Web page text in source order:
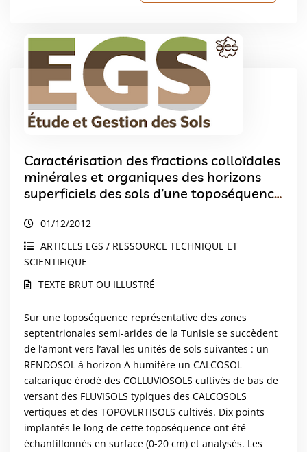
Caractérisation des fractions colloïdales
minérales et organiques des horizons
superficiels des sols d’une toposéquence
01/12/2012
ARTICLES EGS / RESSOURCE TECHNIQUE ET
SCIENTIFIQUE
TEXTE BRUT OU ILLUSTRÉ
Sur une toposéquence représentative des zones
septentrionales semi-arides de la Tunisie se succèdent
de l’amont vers l’aval les unités de sols suivantes : un
RENDOSOL à horizon A humifère un CALCOSOL
calcarique érodé des COLLUVIOSOLS cultivés de bas de
versant des FLUVISOLS typiques des CALCOSOLS
vertiques et des TOPOVERTISOLS cultivés. Dix points
implantés le long de cette toposéquence ont été
échantillonnés en surface (0-20 cm) et analysés. Les